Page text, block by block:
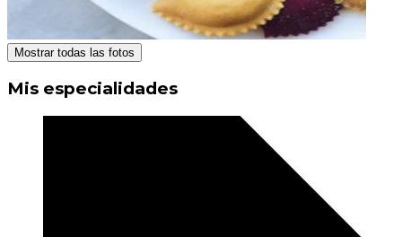
Mostrar todas las fotos
Mis especialidades